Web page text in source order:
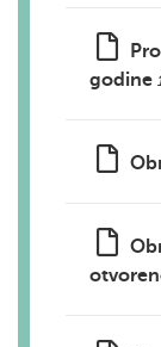
godine